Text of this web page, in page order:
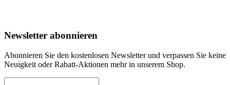
Newsletter abonnieren
Abonnieren Sie den kostenlosen Newsletter und verpassen Sie keine
Neuigkeit oder Rabatt-Aktionen mehr in unserem Shop.